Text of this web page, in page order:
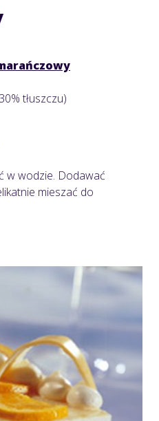
tłuszczu)
w wodzie. Dodawać
mieszać do